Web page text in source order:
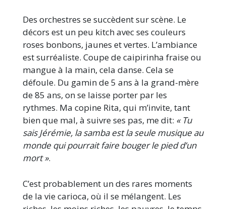
Des orchestres se succèdent sur scène. Le
décors est un peu kitch avec ses couleurs
roses bonbons, jaunes et vertes. L’ambiance
est surréaliste. Coupe de caipirinha fraise ou
mangue à la main, cela danse. Cela se
défoule. Du gamin de 5 ans à la grand-mère
de 85 ans, on se laisse porter par les
rythmes. Ma copine Rita, qui m’invite, tant
bien que mal, à suivre ses pas, me dit: « Tu
sais Jérémie, la samba est la seule musique au
monde qui pourrait faire bouger le pied d’un
mort ».
C’est probablement un des rares moments
de la vie carioca, où il se mélangent. Les